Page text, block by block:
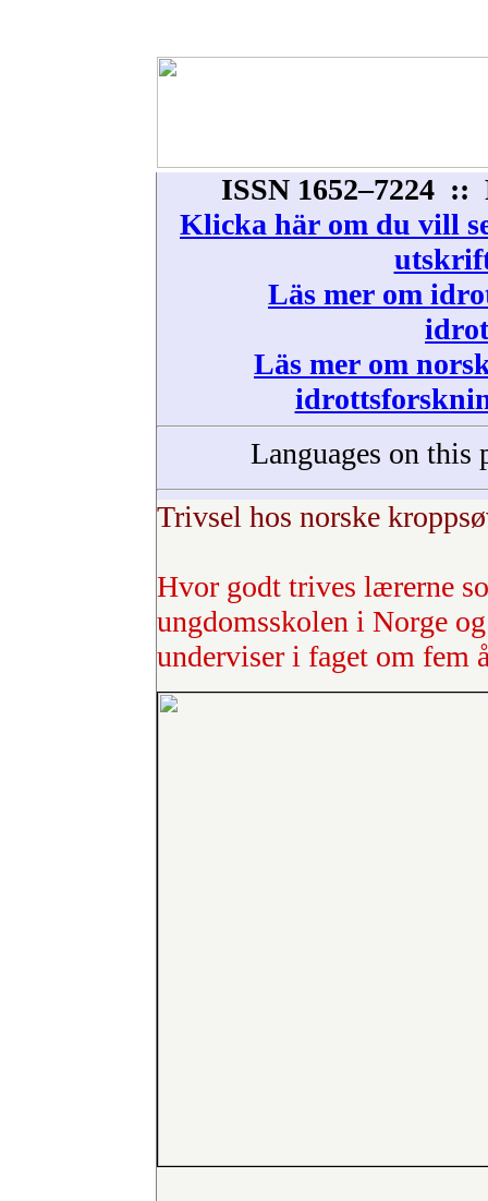
ISSN 1652–7224 ::
Klicka här om du vill
Läs mer om
Läs mer om
Languages on this
Trivsel hos norske
Hvor godt trives lærerne
ungdomsskolen i Norge
underviser i faget om fem